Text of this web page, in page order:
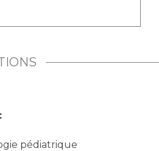
pédiatrique